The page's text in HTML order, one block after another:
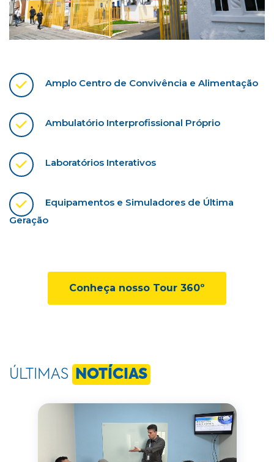
Amplo Centro de Convivência e Alimentação
Ambulatório Interprofissional Próprio
Laboratórios Interativos
Equipamentos e Simuladores de Última
Geração
Conheça nosso Tour 360º
ÚLTIMAS NOTÍCIAS